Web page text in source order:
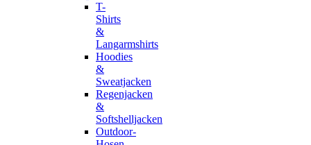
T-
Shirts
&
Langarmshirts
Hoodies
&
Sweatjacken
Regenjacken
&
Softshelljacken
Outdoor-